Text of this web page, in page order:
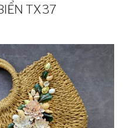
TX37